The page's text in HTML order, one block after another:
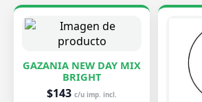
GAZANIA NEW DAY MIX
BRIGHT
$143 c/u imp. incl.